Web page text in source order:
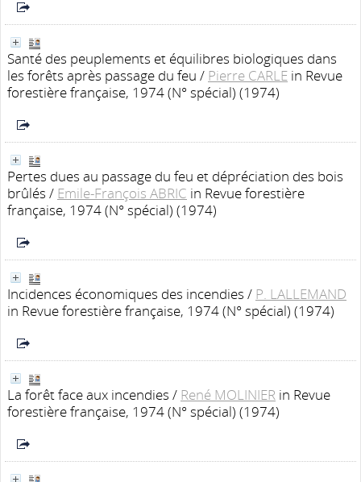
Santé des peuplements et équilibres biologiques dans
les forêts après passage du feu / Pierre CARLE in Revue
forestière française, 1974 (N° spécial) (1974)
Pertes dues au passage du feu et dépréciation des bois
brûlés / Emile-François ABRIC in Revue forestière
française, 1974 (N° spécial) (1974)
Incidences économiques des incendies / P. LALLEMAND
in Revue forestière française, 1974 (N° spécial) (1974)
La forêt face aux incendies / René MOLINIER in Revue
forestière française, 1974 (N° spécial) (1974)